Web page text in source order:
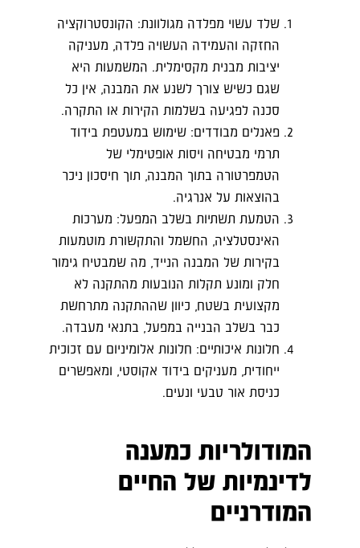
שלד עשוי מפלדה מגולוונת: הקונסטרוקציה
החזקה והעמידה העשויה פלדה, מעניקה
יציבות מבנית מקסימלית. המשמעות היא
שגם כשיש צורך לשנע את המבנה, אין כל
סכנה לפגיעה בשלמות הקירות או התקרה.
פאנלים מבודדים: שימוש במעטפת בידוד
תרמי מבטיחה ויסות אופטימלי של
הטמפרטורה בתוך המבנה, תוך חיסכון ניכר
בהוצאות על אנרגיה.
הטמעת תשתיות בשלב המפעל: מערכות
האינסטלציה, החשמל והתקשורת מוטמעות
בקירות של המבנה הנייד, מה שמבטיח גימור
חלק ומונע תקלות הנובעות מהתקנה לא
מקצועית בשטח, כיוון שההתקנה מתרחשת
כבר בשלב הבנייה במפעל, בתנאי מעבדה.
חלונות איכותיים: חלונות אלומיניום עם זכוכית
ייחודית, מעניקים בידוד אקוסטי, ומאפשרים
כניסת אור טבעי ונעים.
המודולריות כמענה
לדינמיות של החיים
המודרניים